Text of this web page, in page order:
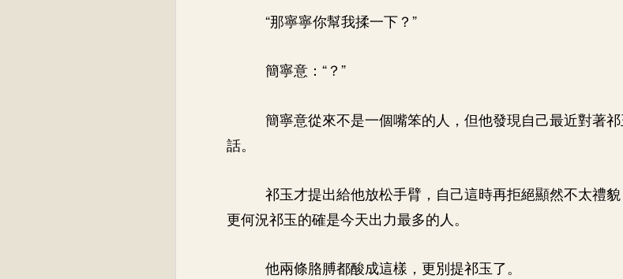
“那寧寧你幫我揉一下？”
簡寧意：“？”
簡寧意從來不是一個嘴笨的人，但他發現自己最近對著
話。
祁玉才提出給他放松手臂，自己這時再拒絕顯然不太禮
更何況祁玉的確是今天出力最多的人。
他兩條胳膊都酸成這樣，更別提祁玉了。